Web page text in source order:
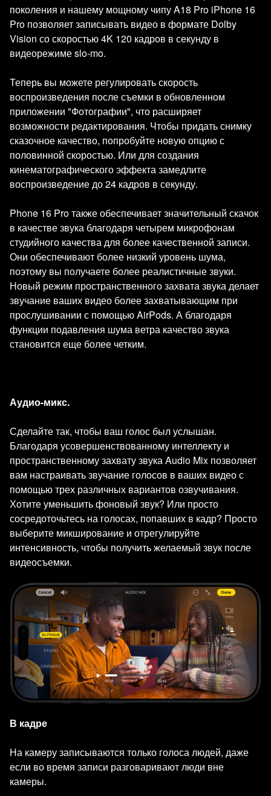
поколения и нашему мощному чипу A18 Pro iPhone 16
Pro позволяет записывать видео в формате Dolby
Vision со скоростью 4K 120 кадров в секунду в
видеорежиме slo-mo.
Теперь вы можете регулировать скорость
воспроизведения после съемки в обновленном
приложении "Фотографии", что расширяет
возможности редактирования. Чтобы придать снимку
сказочное качество, попробуйте новую опцию с
половинной скоростью. Или для создания
кинематографического эффекта замедлите
воспроизведение до 24 кадров в секунду.
Phone 16 Pro также обеспечивает значительный скачок
в качестве звука благодаря четырем микрофонам
студийного качества для более качественной записи.
Они обеспечивают более низкий уровень шума,
поэтому вы получаете более реалистичные звуки.
Новый режим пространственного захвата звука делает
звучание ваших видео более захватывающим при
прослушивании с помощью AirPods. А благодаря
функции подавления шума ветра качество звука
становится еще более четким.
Аудио-микс.
Сделайте так, чтобы ваш голос был услышан.
Благодаря усовершенствованному интеллекту и
пространственному захвату звука Audio Mix позволяет
вам настраивать звучание голосов в ваших видео с
помощью трех различных вариантов озвучивания.
Хотите уменьшить фоновый звук? Или просто
сосредоточьтесь на голосах, попавших в кадр? Просто
выберите микширование и отрегулируйте
интенсивность, чтобы получить желаемый звук после
видеосъемки.
В кадре
На камеру записываются только голоса людей, даже
если во время записи разговаривают люди вне
камеры.